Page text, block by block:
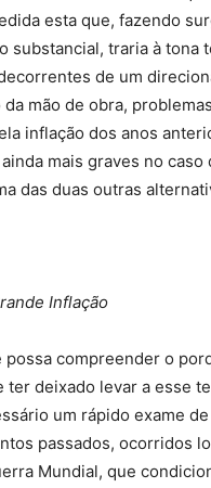
esta que, fazendo
substancial, traria à tona
de um
da mão de obra,
inflação dos anos
mais graves no
das duas outras
Inflação
possa compreender o
ter deixado levar a esse
um rápido exame
passados, ocorridos
Mundial, que